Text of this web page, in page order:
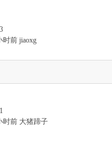
时前 jiaoxg
时前 大猪蹄子